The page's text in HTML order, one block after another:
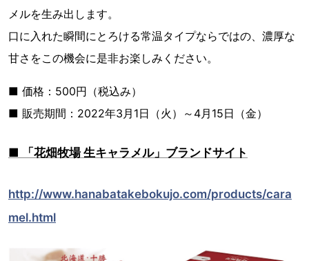
メルを生み出します。
口に入れた瞬間にとろける常温タイプならではの、濃厚な
甘さをこの機会に是非お楽しみください。
■ 価格：500円（税込み）
■ 販売期間：2022年3月1日（火）～4月15日（金）
■ 「花畑牧場 生キャラメル」ブランドサイト
http://www.hanabatakebokujo.com/products/cara
mel.html